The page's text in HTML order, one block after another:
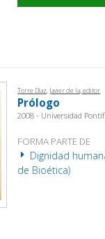
Torre Díaz, Javier de la, editor
Prólogo
2008 - Universidad
FORMA PARTE DE
Dignidad
de Bioética)